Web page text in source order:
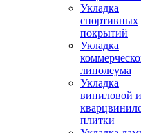
Укладка
спортивных
покрытий
Укладка
линолеума
Укладка
виниловой и
плитки